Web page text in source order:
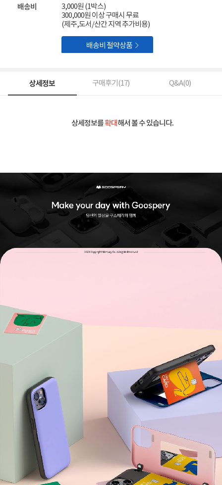
배송비
3,000원 (1박스)
300,000원 이상 구매시 무료
(제주,도서/산간 지역 추가비용)
배송비 절약상품 
상세정보 구매후기(17) Q&A(0)
상세정보를확대해서 볼 수 있습니다.